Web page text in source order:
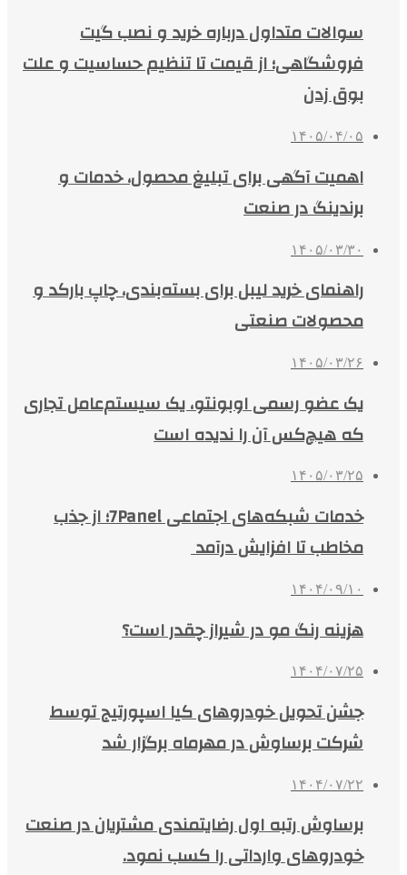
سوالات متداول درباره خرید و نصب گیت
فروشگاهی؛ از قیمت تا تنظیم حساسیت و علت
بوق زدن
۱۴۰۵/۰۴/۰۵
اهمیت آگهی برای تبلیغ محصول، خدمات و
برندینگ در صنعت
۱۴۰۵/۰۳/۳۰
راهنمای خرید لیبل برای بسته‌بندی، چاپ بارکد و
محصولات صنعتی
۱۴۰۵/۰۳/۲۶
یک عضو رسمی اوبونتو، یک سیستم‌عامل تجاری
که هیچ‌کس آن را ندیده است
۱۴۰۵/۰۳/۲۵
خدمات شبکه‌های اجتماعی 7Panel؛ از جذب
مخاطب تا افزایش درآمد
۱۴۰۴/۰۹/۱۰
هزینه رنگ مو در شیراز چقدر است؟
۱۴۰۴/۰۷/۲۵
جشن تحویل خودروهای کیا اسپورتیج توسط
شرکت برساوش در مهرماه برگزار شد
۱۴۰۴/۰۷/۲۲
برساوش رتبه اول رضایتمندی مشتریان در صنعت
خودروهای وارداتی را کسب نمود.